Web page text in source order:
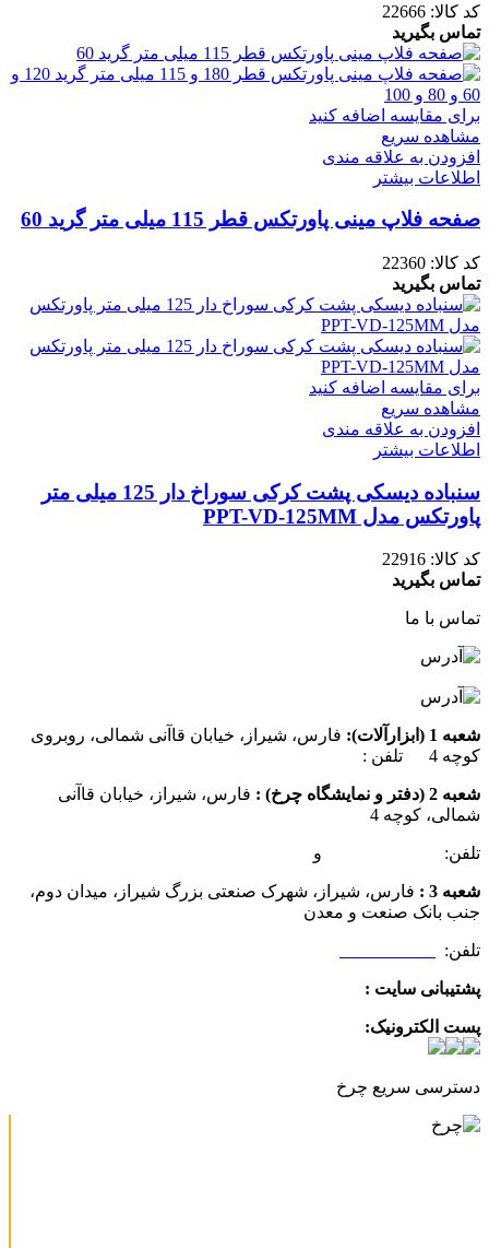
کد کالا: 22666
تماس بگیرید
برای مقایسه اضافه کنید
مشاهده سریع
افزودن به علاقه مندی
اطلاعات بیشتر
صفحه فلاپ مینی پاورتکس قطر 115 میلی متر گرید 60
کد کالا: 22360
تماس بگیرید
برای مقایسه اضافه کنید
مشاهده سریع
افزودن به علاقه مندی
اطلاعات بیشتر
سنباده دیسکی پشت کرکی سوراخ دار 125 میلی متر
پاورتکس مدل PPT-VD-125MM
کد کالا: 22916
تماس بگیرید
تماس با ما
شعبه 1 (ابزارآلات):
فارس، شیراز، خیابان قاآنی شمالی، روبروی
کوچه 4 تلفن :
شعبه 2 (دفتر و نمایشگاه چرخ) :
فارس، شیراز، خیابان قاآنی
شمالی، کوچه 4
تلفن: و
شعبه 3 :
فارس، شیراز، شهرک صنعتی بزرگ شیراز، میدان دوم،
جنب بانک صنعت و معدن
تلفن:
پشتیبانی سایت :
پست الکترونیک:
دسترسی سریع چرخ